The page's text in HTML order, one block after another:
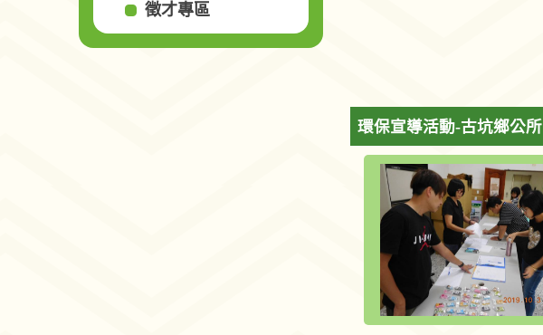
徵才專區
環保宣導活動-古坑鄉公所